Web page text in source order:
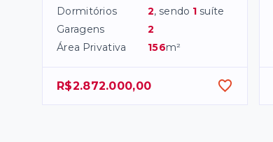
Dormitórios 2, sendo 1 suíte
Garagens
2
Área Privativa
156m²
R$2.872.000,00